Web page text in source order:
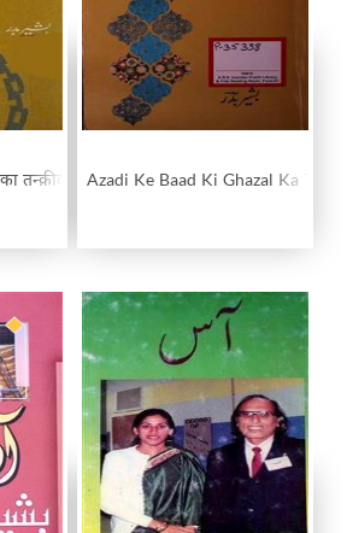
तन्क़ीदी मुतालाAzadi Ke Baad Ki Ghazal Ka